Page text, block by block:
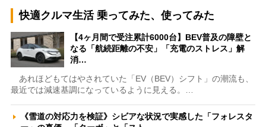
快適クルマ生活 乗ってみた、使ってみた
【4ヶ月間で受注累計6000台】BEV普及の障壁と
なる「航続距離の不安」「充電のストレス」解
消…
あれほどもてはやされていた「EV（BEV）シフト」の潮流も、
最近では減速基調になっているように見える。…
《雪道の対応力を検証》シビアな状況で実感した「フォレスタ